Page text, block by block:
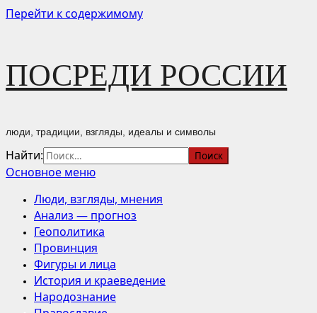
Перейти к содержимому
ПОСРЕДИ РОССИИ
люди, традиции, взгляды, идеалы и символы
Найти:
Основное меню
Люди, взгляды, мнения
Анализ — прогноз
Геополитика
Провинция
Фигуры и лица
История и краеведение
Народознание